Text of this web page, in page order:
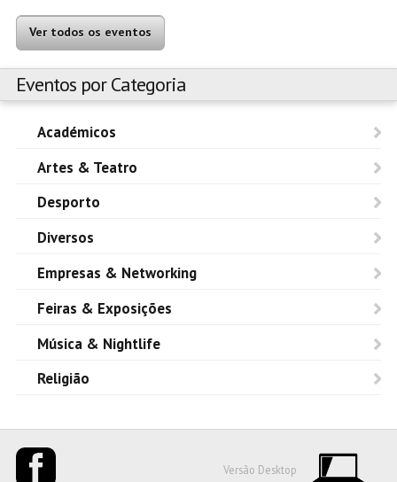
Ver todos os eventos
Eventos por Categoria
Académicos
Artes & Teatro
Desporto
Diversos
Empresas & Networking
Feiras & Exposições
Música & Nightlife
Religião
Versão Desktop